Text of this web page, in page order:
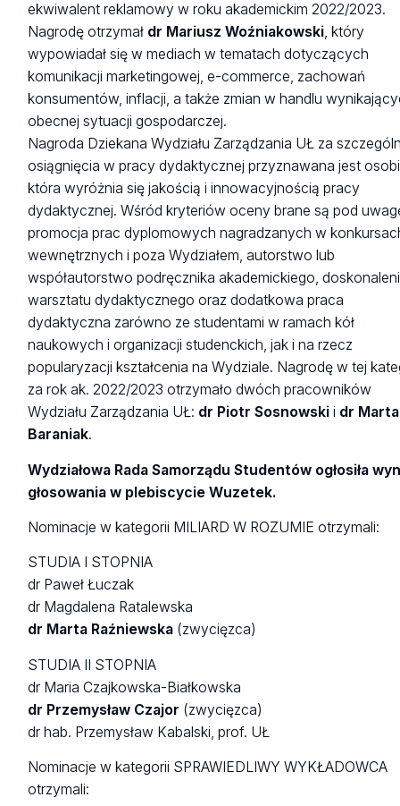
ekwiwalent reklamowy w roku akademickim 2022/2023.
Nagrodę otrzymał dr Mariusz Woźniakowski, który
wypowiadał się w mediach w tematach dotyczących
komunikacji marketingowej, e-commerce, zachowań
konsumentów, inflacji, a także zmian w handlu
obecnej sytuacji gospodarczej.
Nagroda Dziekana Wydziału Zarządzania UŁ za
osiągnięcia w pracy dydaktycznej przyznawana jest
która wyróżnia się jakością i innowacyjnością pracy
dydaktycznej. Wśród kryteriów oceny brane są pod
promocja prac dyplomowych nagradzanych w
wewnętrznych i poza Wydziałem, autorstwo lub
współautorstwo podręcznika akademickiego,
warsztatu dydaktycznego oraz dodatkowa praca
dydaktyczna zarówno ze studentami w ramach kół
naukowych i organizacji studenckich, jak i na rzecz
popularyzacji kształcenia na Wydziale. Nagrodę w tej
za rok ak. 2022/2023 otrzymało dwóch pracowników
Wydziału Zarządzania UŁ: dr Piotr Sosnowski i dr Marta
Baraniak.
Wydziałowa Rada Samorządu Studentów ogłosiła
głosowania w plebiscycie Wuzetek.
Nominacje w kategorii MILIARD W ROZUMIE otrzymali:
STUDIA I STOPNIA
dr Paweł Łuczak
dr Magdalena Ratalewska
dr Marta Raźniewska (zwycięzca)
STUDIA II STOPNIA
dr Maria Czajkowska-Białkowska
dr Przemysław Czajor (zwycięzca)
dr hab. Przemysław Kabalski, prof. UŁ
Nominacje w kategorii SPRAWIEDLIWY WYKŁADOWCA
otrzymali: